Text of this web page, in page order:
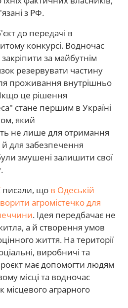
з РФ.
до передачі в
конкурсі. Водночас
за майбутнім
резервувати частину
проживання внутрішньо
це рішення
стане першим в Україні
який
не лише для отримання
для забезпечення
змушені залишити свої
писали, що в Одеській
агромістечко для
. Ідея передбачає не
а й створення умов
життя. На території
виробничі та
має допомогти людям
місці та водночас
місцевого аграрного